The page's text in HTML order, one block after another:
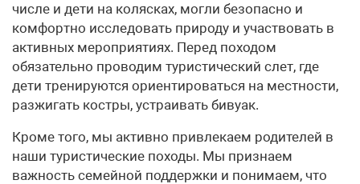
числе и дети на колясках, могли безопасно и
комфортно исследовать природу и участвовать в
активных мероприятиях. Перед походом
обязательно проводим туристический слет, где
дети тренируются ориентироваться на местности,
разжигать костры, устраивать бивуак.
Кроме того, мы активно привлекаем родителей в
наши туристические походы. Мы признаем
важность семейной поддержки и понимаем, что